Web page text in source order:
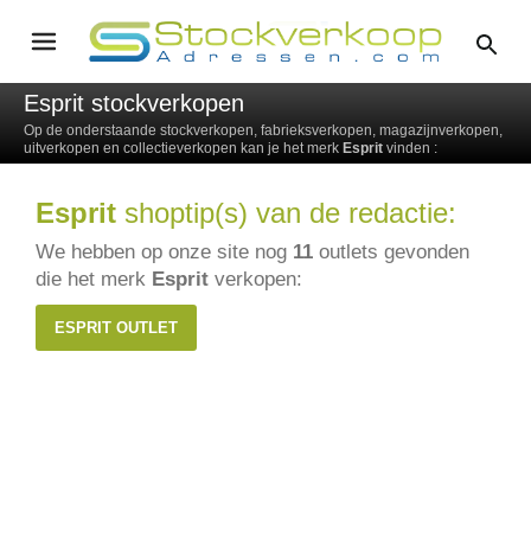
Esprit stockverkopen
Op de onderstaande stockverkopen, fabrieksverkopen, magazijnverkopen,
uitverkopen en collectieverkopen kan je het merk Esprit vinden :
Esprit shoptip(s) van de redactie:
We hebben op onze site nog 11 outlets gevonden
die het merk Esprit verkopen:
ESPRIT OUTLET